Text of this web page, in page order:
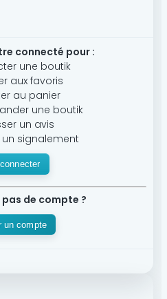
connecté pour :
une boutik
aux favoris
au panier
une boutik
un avis
un signalement
de compte ?
un compte